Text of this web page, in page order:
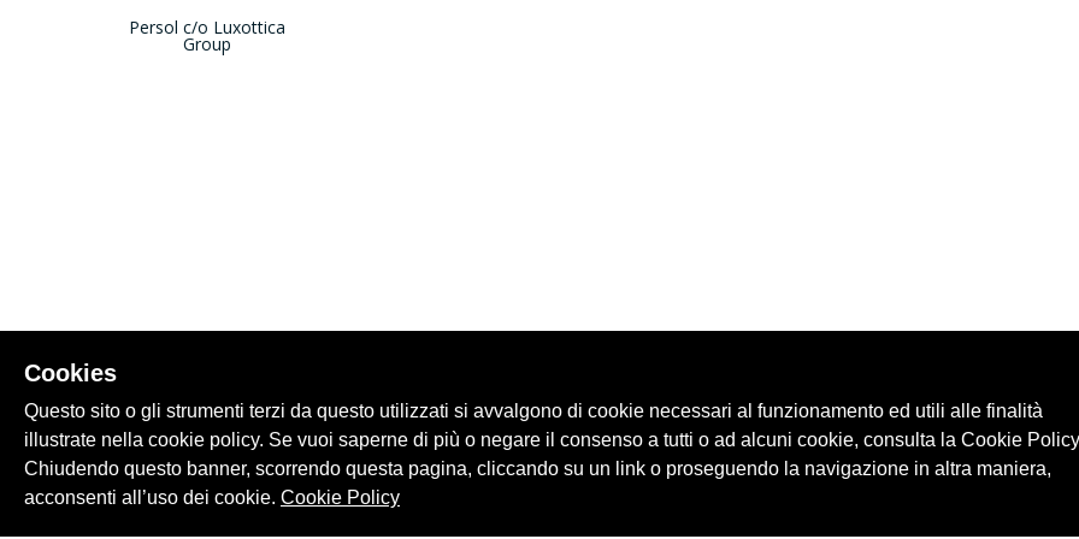
Persol c/o Luxottica
Group
Cookies
Questo sito o gli strumenti terzi da questo utilizzati si avvalgono di cookie necessari al funzionamento ed utili alle finalità
illustrate nella cookie policy. Se vuoi saperne di più o negare il consenso a tutti o ad alcuni cookie, consulta la Cookie
Chiudendo questo banner, scorrendo questa pagina, cliccando su un link o proseguendo la navigazione in altra maniera,
acconsenti all’uso dei cookie. Cookie Policy